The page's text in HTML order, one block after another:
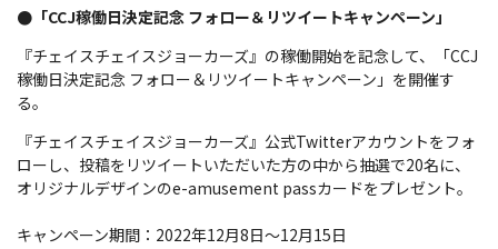
●「CCJ稼働日決定記念 フォロー＆リツイートキャンペーン」
『チェイスチェイスジョーカーズ』の稼働開始を記念して、「CCJ
稼働日決定記念 フォロー＆リツイートキャンペーン」を開催す
る。
『チェイスチェイスジョーカーズ』公式Twitterアカウントをフォ
ローし、投稿をリツイートいただいた方の中から抽選で20名に、
オリジナルデザインのe-amusement passカードをプレゼント。
キャンペーン期間：2022年12月8日～12月15日